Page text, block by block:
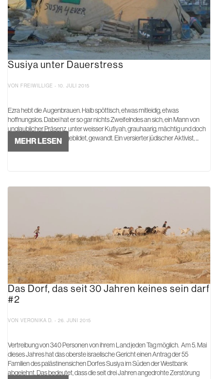
Susiya unter Dauerstress
VON FREIWILLIGE - 10. JULI 2015
Ezra hebt die Augenbrauen. Halb spöttisch, etwas mitleidig, etwas
hoffnungslos. Dabei hat er so gar nichts Zweifelndes an sich, ein Mann von
unglaublicher Präsenz, unter weisser Kufiyah, grauhaarig, mächtig und doch
irgendwie intellektuell, gebildet, gewandt. Ein versierter jüdischer Aktivist, ...
MEHR LESEN
Das Dorf, das seit 30 Jahren keines sein darf
#2
VON VERONIKA D. - 26. JUNI 2015
Vertreibung von 340 Personen von ihrem Land jeden Tag möglich. Am 5. Mai
dieses Jahres hat das oberste israelische Gericht einen Antrag der 55
Familien des palästinensichen Dorfes Susiya im Süden der Westbank
abgelehnt. Das bedeutet, dass die seit drei Jahren angedrohte Zerstörung